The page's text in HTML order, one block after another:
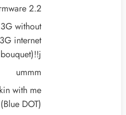
2.2
without
internet
bouquet)!!j
ummm
with me
DOT) 😛